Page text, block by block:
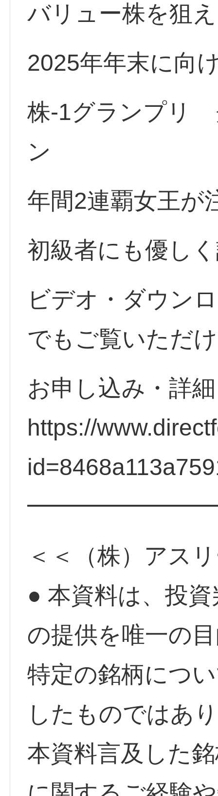
バリュー株を狙
2025年年末に向
株-1グランプリ
ン
年間2連覇女王が
初級者にも優し
ビデオ・ダウン
でもご覧いただ
お申し込み・
https://
＜＜（株）アス
● 本資料は、投
の提供を唯一の
特定の銘柄につ
したものではあ
本資料言及した